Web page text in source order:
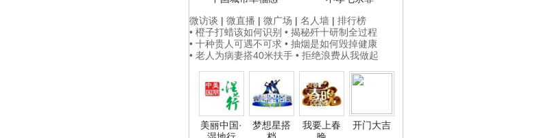
微访谈 | 微直播 | 微广场 | 名人墙 | 排行榜
• 橙子打蜡该如何识别 • 揭秘歼十研制全过程
• 十种贵人可遇不可求 • 抽烟是如何毁掉健康
• 老人为病妻搭40米扶手 • 拒绝浪费从我做起
美丽中国·
梦想星搭
我要上春
开门大吉